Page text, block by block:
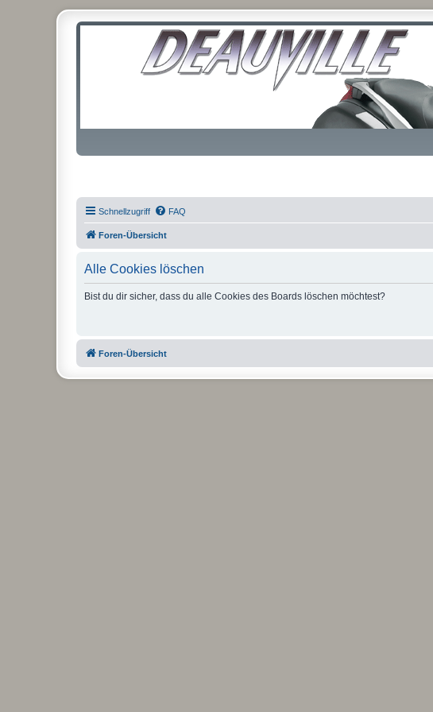
Schnellzugriff FAQ
Foren-Übersicht
Alle Cookies löschen
Bist du dir sicher, dass du alle Cookies des Boards löschen möchtest?
Foren-Übersicht